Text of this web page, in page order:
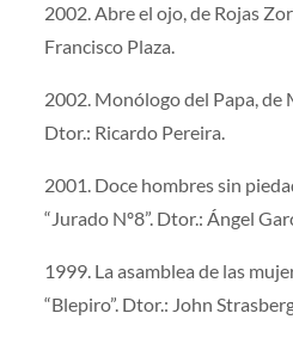
2002. Abre el ojo, de Rojas
Francisco Plaza.
2002. Monólogo del Papa, de
Dtor.: Ricardo Pereira.
2001. Doce hombres sin
“Jurado Nº8”. Dtor.: Ángel
1999. La asamblea de las
“Blepiro”. Dtor.: John